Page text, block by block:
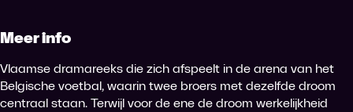
Meer info
Vlaamse dramareeks die zich afspeelt in de arena van het
Belgische voetbal, waarin twee broers met dezelfde droom
centraal staan. Terwijl voor de ene de droom werkelijkheid